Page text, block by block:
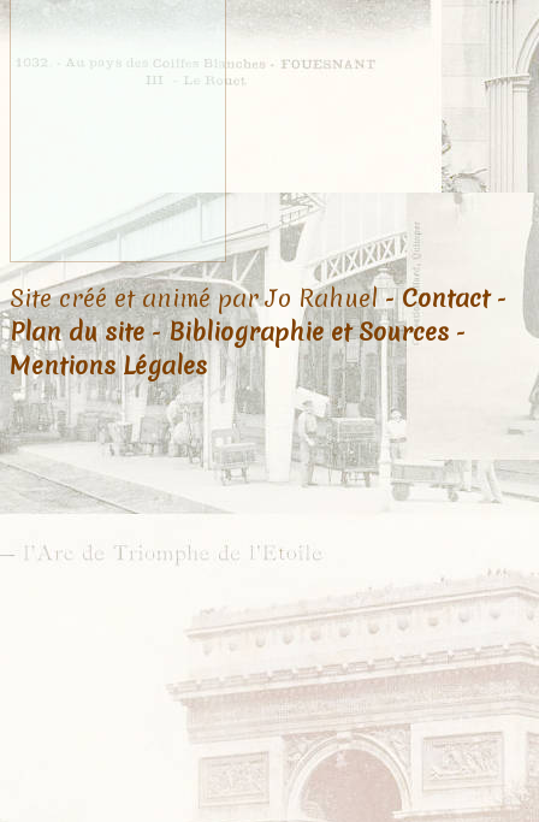
Site créé et animé par Jo Rahuel -Contact-
Plan du site-Bibliographie et Sources -
Mentions Légales